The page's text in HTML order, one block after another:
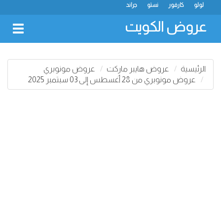
جراند نستو كارفور لولو
عروض الكويت
الرئيسية عروض هايبر ماركت
عروض مونوبري
عروض مونوبري من 28 أغسطس إلى 03 سبتمبر 2025